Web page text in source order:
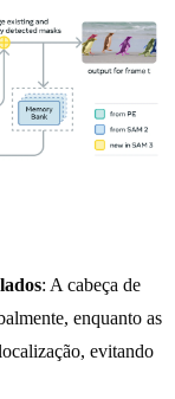
: A cabeça de
enquanto as
evitando